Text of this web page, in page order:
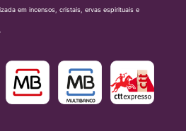
em incensos, cristais, ervas espirituais e